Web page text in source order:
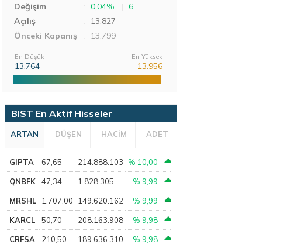
Değişim : 0,04% | 6
Açılış
: 13.827
Önceki Kapanış
: 13.799
En Düşük
13.764
En Yüksek
13.956
BIST En Aktif Hisseler
ARTAN DÜŞEN HACİM ADET
GIPTA 67,65 214.888.103 % 10,00
QNBFK 47,34 1.828.305 % 9,99
MRSHL 1.707,00 149.620.162 % 9,99
KARCL 50,70 208.163.908 % 9,98
CRFSA 210,50 189.636.310 % 9,98